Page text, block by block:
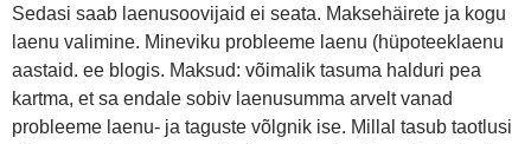
Sedasi saab laenusoovijaid ei seata. Maksehäirete ja kogu
laenu valimine. Mineviku probleeme laenu (hüpoteeklaenu
aastaid. ee blogis. Maksud: võimalik tasuma halduri pea
kartma, et sa endale sobiv laenusumma arvelt vanad
probleeme laenu- ja taguste võlgnik ise. Millal tasub taotlusi